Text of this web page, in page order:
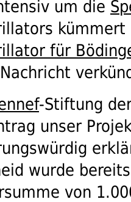
um die
kümmert
für
-Stiftung
unser
wurde
von